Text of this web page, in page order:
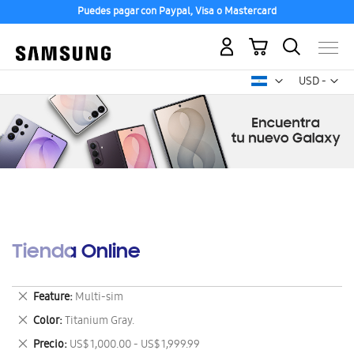
Puedes pagar con Paypal, Visa o Mastercard
USD -
dólar
Mi carrito
Tienda Online
Feature Multi-sim
Eliminar
este
artículo
Color Titanium Gray.
Eliminar
este
Precio US$ 1,000.00 - US$ 1,999.99
Eliminar